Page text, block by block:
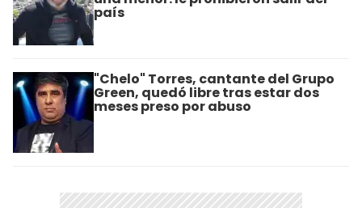
país
"Chelo" Torres, cantante del Grupo
Green, quedó libre tras estar dos
meses preso por abuso